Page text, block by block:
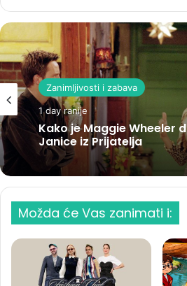
Zanimljivosti i zabava
1 day ranije
Kako je Maggie Wheeler
Janice iz Prijatelja
Možda će Vas zanimati i: